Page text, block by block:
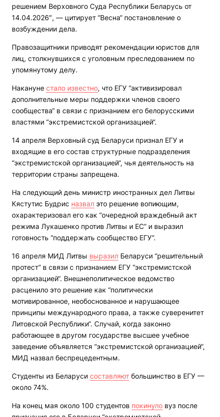
решением Верховного Суда Республики Беларусь от
14.04.2026″, — цитирует “Весна“ постановление о
возбуждении дела.
Правозащитники приводят рекомендации юристов для
лиц, столкнувшихся с уголовным преследованием по
упомянутому делу.
Накануне стало известно, что ЕГУ “активизировал
дополнительные меры поддержки членов своего
сообщества“ в связи с признанием его белорусскими
властями “экстремистской организацией“.
14 апреля Верховный суд Беларуси признал ЕГУ и
входящие в его состав структурные подразделения
“экстремистской организацией“, чья деятельность на
территории страны запрещена.
На следующий день министр иностранных дел Литвы
Кястутис Будрис назвал это решение вопиющим,
охарактеризовал его как “очередной враждебный акт
режима Лукашенко против Литвы и ЕС“ и выразил
готовность “поддержать сообщество ЕГУ“.
16 апреля МИД Литвы выразил Беларуси “решительный
протест“ в связи с признанием ЕГУ “экстремистской
организацией“. Внешнеполитическое ведомство
расценило это решение как “политически
мотивированное, необоснованное и нарушающее
принципы международного права, а также суверенитет
Литовской Республики“. Случай, когда законно
работающее в другом государстве высшее учебное
заведение объявляется “экстремистской организацией“,
МИД назвал беспрецедентным.
Студенты из Беларуси составляют большинство в ЕГУ —
около 74%.
На конец мая около 100 студентов покинуло вуз после